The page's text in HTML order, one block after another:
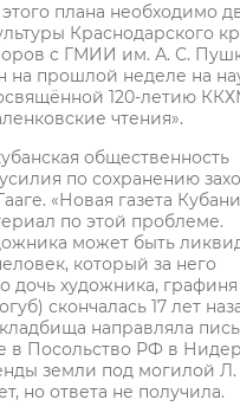
плана необходимо
Краснодарского
с ГМИИ им. А. С.
на прошлой неделе на
120-летию
чтения».
общественность
по сохранению
«Новая газета
по этой проблеме.
может быть
который за него
дочь художника,
скончалась 17 лет
направляла
в Посольство РФ в
земли под могилой Л.
но ответа не получила.